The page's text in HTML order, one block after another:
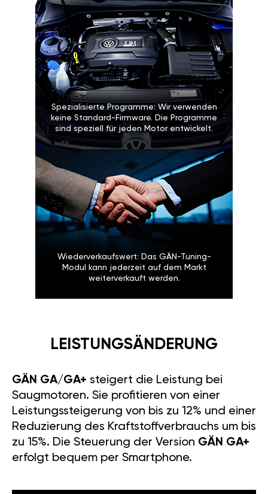
Spezialisierte Programme: Wir verwenden
keine Standard-Firmware. Die Programme
sind speziell für jeden Motor entwickelt.
Wiederverkaufswert: Das GÄN-Tuning-
Modul kann jederzeit auf dem Markt
weiterverkauft werden.
LEISTUNGSÄNDERUNG
GÄN GA/GA+ steigert die Leistung bei
Saugmotoren. Sie profitieren von einer
Leistungssteigerung von bis zu 12% und einer
Reduzierung des Kraftstoffverbrauchs um bis
zu 15%. Die Steuerung der Version GÄN GA+
erfolgt bequem per Smartphone.